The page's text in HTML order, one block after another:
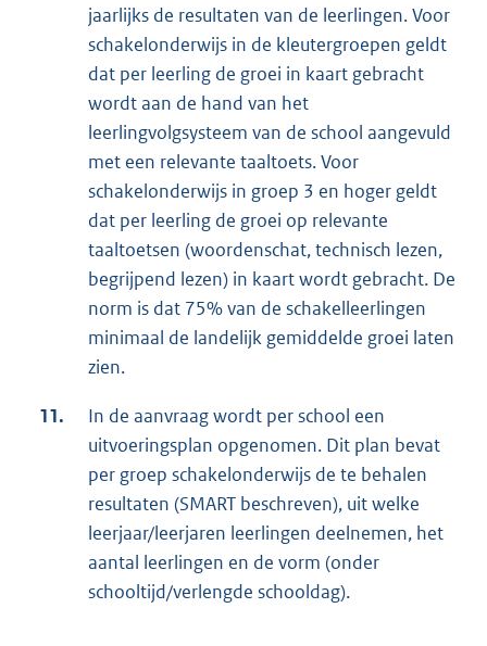
jaarlijks de resultaten van de leerlingen. Voor
schakelonderwijs in de kleutergroepen geldt
dat per leerling de groei in kaart gebracht
wordt aan de hand van het
leerlingvolgsysteem van de school aangevuld
met een relevante taaltoets. Voor
schakelonderwijs in groep 3 en hoger geldt
dat per leerling de groei op relevante
taaltoetsen (woordenschat, technisch lezen,
begrijpend lezen) in kaart wordt gebracht. De
norm is dat 75% van de schakelleerlingen
minimaal de landelijk gemiddelde groei laten
zien.
11.
In de aanvraag wordt per school een
uitvoeringsplan opgenomen. Dit plan bevat
per groep schakelonderwijs de te behalen
resultaten (SMART beschreven), uit welke
leerjaar/leerjaren leerlingen deelnemen, het
aantal leerlingen en de vorm (onder
schooltijd/verlengde schooldag).